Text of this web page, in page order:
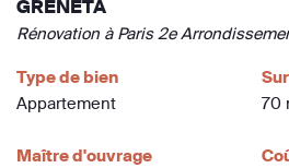
GRENETA
Rénovation à Paris 2e
Type de bien
Appartement
70
Maître d'ouvrage